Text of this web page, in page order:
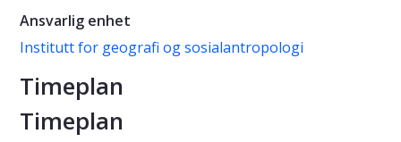
Ansvarlig enhet
Institutt for geografi og sosialantropologi
Timeplan
Timeplan